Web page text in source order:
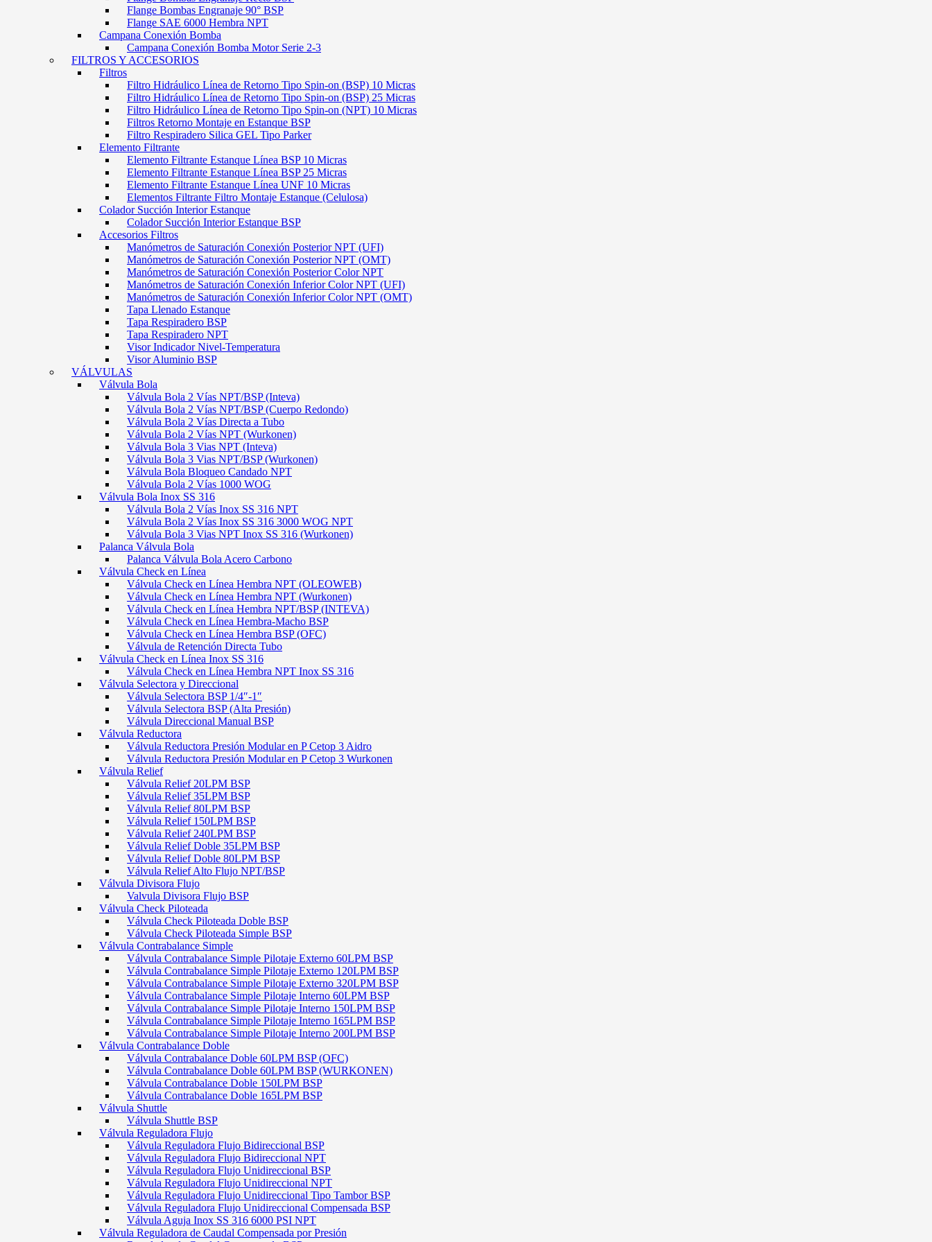
Flange Bombas Engranaje 90° BSP
Flange SAE 6000 Hembra NPT
Campana Conexión Bomba
Campana Conexión Bomba Motor Serie 2-3
FILTROS Y ACCESORIOS
Filtros
Filtro Hidráulico Línea de Retorno Tipo Spin-on (BSP) 10 Micras
Filtro Hidráulico Línea de Retorno Tipo Spin-on (BSP) 25 Micras
Filtro Hidráulico Línea de Retorno Tipo Spin-on (NPT) 10 Micras
Filtros Retorno Montaje en Estanque BSP
Filtro Respiradero Silica GEL Tipo Parker
Elemento Filtrante
Elemento Filtrante Estanque Línea BSP 10 Micras
Elemento Filtrante Estanque Línea BSP 25 Micras
Elemento Filtrante Estanque Línea UNF 10 Micras
Elementos Filtrante Filtro Montaje Estanque (Celulosa)
Colador Succión Interior Estanque
Colador Succión Interior Estanque BSP
Accesorios Filtros
Manómetros de Saturación Conexión Posterior NPT (UFI)
Manómetros de Saturación Conexión Posterior NPT (OMT)
Manómetros de Saturación Conexión Posterior Color NPT
Manómetros de Saturación Conexión Inferior Color NPT (UFI)
Manómetros de Saturación Conexión Inferior Color NPT (OMT)
Tapa Llenado Estanque
Tapa Respiradero BSP
Tapa Respiradero NPT
Visor Indicador Nivel-Temperatura
Visor Aluminio BSP
VÁLVULAS
Válvula Bola
Válvula Bola 2 Vías NPT/BSP (Inteva)
Válvula Bola 2 Vías NPT/BSP (Cuerpo Redondo)
Válvula Bola 2 Vías Directa a Tubo
Válvula Bola 2 Vías NPT (Wurkonen)
Válvula Bola 3 Vias NPT (Inteva)
Válvula Bola 3 Vias NPT/BSP (Wurkonen)
Válvula Bola Bloqueo Candado NPT
Válvula Bola 2 Vías 1000 WOG
Válvula Bola Inox SS 316
Válvula Bola 2 Vías Inox SS 316 NPT
Válvula Bola 2 Vías Inox SS 316 3000 WOG NPT
Válvula Bola 3 Vias NPT Inox SS 316 (Wurkonen)
Palanca Válvula Bola
Palanca Válvula Bola Acero Carbono
Válvula Check en Línea
Válvula Check en Línea Hembra NPT (OLEOWEB)
Válvula Check en Línea Hembra NPT (Wurkonen)
Válvula Check en Línea Hembra NPT/BSP (INTEVA)
Válvula Check en Línea Hembra-Macho BSP
Válvula Check en Línea Hembra BSP (OFC)
Válvula de Retención Directa Tubo
Válvula Check en Línea Inox SS 316
Válvula Check en Línea Hembra NPT Inox SS 316
Válvula Selectora y Direccional
Válvula Selectora BSP 1/4″-1″
Válvula Selectora BSP (Alta Presión)
Válvula Direccional Manual BSP
Válvula Reductora
Válvula Reductora Presión Modular en P Cetop 3 Aidro
Válvula Reductora Presión Modular en P Cetop 3 Wurkonen
Válvula Relief
Válvula Relief 20LPM BSP
Válvula Relief 35LPM BSP
Válvula Relief 80LPM BSP
Válvula Relief 150LPM BSP
Válvula Relief 240LPM BSP
Válvula Relief Doble 35LPM BSP
Válvula Relief Doble 80LPM BSP
Válvula Relief Alto Flujo NPT/BSP
Válvula Divisora Flujo
Valvula Divisora Flujo BSP
Válvula Check Piloteada
Válvula Check Piloteada Doble BSP
Válvula Check Piloteada Simple BSP
Válvula Contrabalance Simple
Válvula Contrabalance Simple Pilotaje Externo 60LPM BSP
Válvula Contrabalance Simple Pilotaje Externo 120LPM BSP
Válvula Contrabalance Simple Pilotaje Externo 320LPM BSP
Válvula Contrabalance Simple Pilotaje Interno 60LPM BSP
Válvula Contrabalance Simple Pilotaje Interno 150LPM BSP
Válvula Contrabalance Simple Pilotaje Interno 165LPM BSP
Válvula Contrabalance Simple Pilotaje Interno 200LPM BSP
Válvula Contrabalance Doble
Válvula Contrabalance Doble 60LPM BSP (OFC)
Válvula Contrabalance Doble 60LPM BSP (WURKONEN)
Válvula Contrabalance Doble 150LPM BSP
Válvula Contrabalance Doble 165LPM BSP
Válvula Shuttle
Válvula Shuttle BSP
Válvula Reguladora Flujo
Válvula Reguladora Flujo Bidireccional BSP
Válvula Reguladora Flujo Bidireccional NPT
Válvula Reguladora Flujo Unidireccional BSP
Válvula Reguladora Flujo Unidireccional NPT
Válvula Reguladora Flujo Unidireccional Tipo Tambor BSP
Válvula Reguladora Flujo Unidireccional Compensada BSP
Válvula Aguja Inox SS 316 6000 PSI NPT
Válvula Reguladora de Caudal Compensada por Presión